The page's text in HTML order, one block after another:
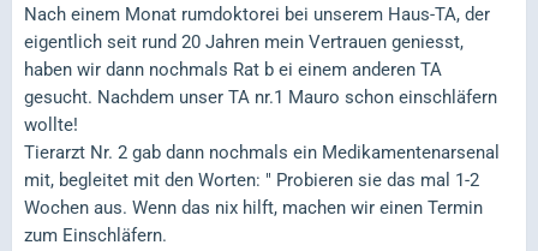
Nach einem Monat rumdoktorei bei unserem Haus-TA, der
eigentlich seit rund 20 Jahren mein Vertrauen geniesst,
haben wir dann nochmals Rat b ei einem anderen TA
gesucht. Nachdem unser TA nr.1 Mauro schon einschläfern
wollte!
Tierarzt Nr. 2 gab dann nochmals ein Medikamentenarsenal
mit, begleitet mit den Worten: " Probieren sie das mal 1-2
Wochen aus. Wenn das nix hilft, machen wir einen Termin
zum Einschläfern.